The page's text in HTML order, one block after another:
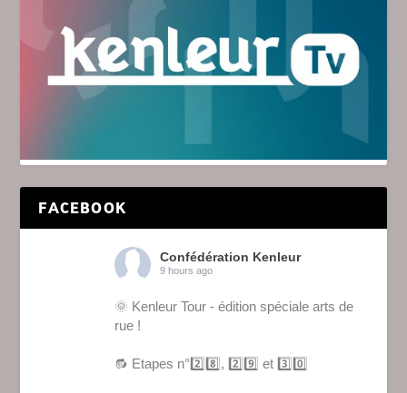
FACEBOOK
Confédération Kenleur
9 hours ago
🌞 Kenleur Tour - édition spéciale arts de
rue !
🔂 Etapes n°2️⃣8️⃣, 2️⃣9️⃣ et 3️⃣0️⃣